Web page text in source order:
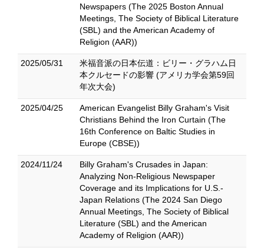
Newspapers (The 2025 Boston Annual
Meetings, The Society of Biblical Literature
(SBL) and the American Academy of
Religion (AAR))
2025/05/31
米福音派の日本伝道：ビリー・グラハム日
本クルセードの影響 (アメリカ学会第59回
年次大会)
2025/04/25
American Evangelist Billy Graham's Visit
Christians Behind the Iron Curtain (The
16th Conference on Baltic Studies in
Europe (CBSE))
2024/11/24
Billy Graham's Crusades in Japan:
Analyzing Non-Religious Newspaper
Coverage and its Implications for U.S.-
Japan Relations (The 2024 San Diego
Annual Meetings, The Society of Biblical
Literature (SBL) and the American
Academy of Religion (AAR))